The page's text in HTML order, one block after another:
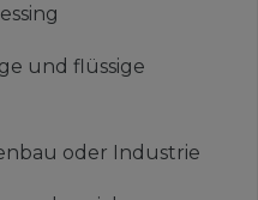
und flüssige
oder Industrie